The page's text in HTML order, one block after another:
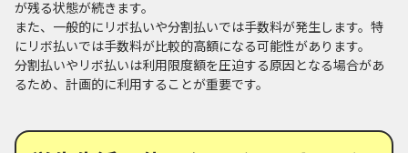
が残る状態が続きます。
また、一般的にリボ払いや分割払いでは手数料が発生します。特
にリボ払いでは手数料が比較的高額になる可能性があります。
分割払いやリボ払いは利用限度額を圧迫する原因となる場合があ
るため、計画的に利用することが重要です。